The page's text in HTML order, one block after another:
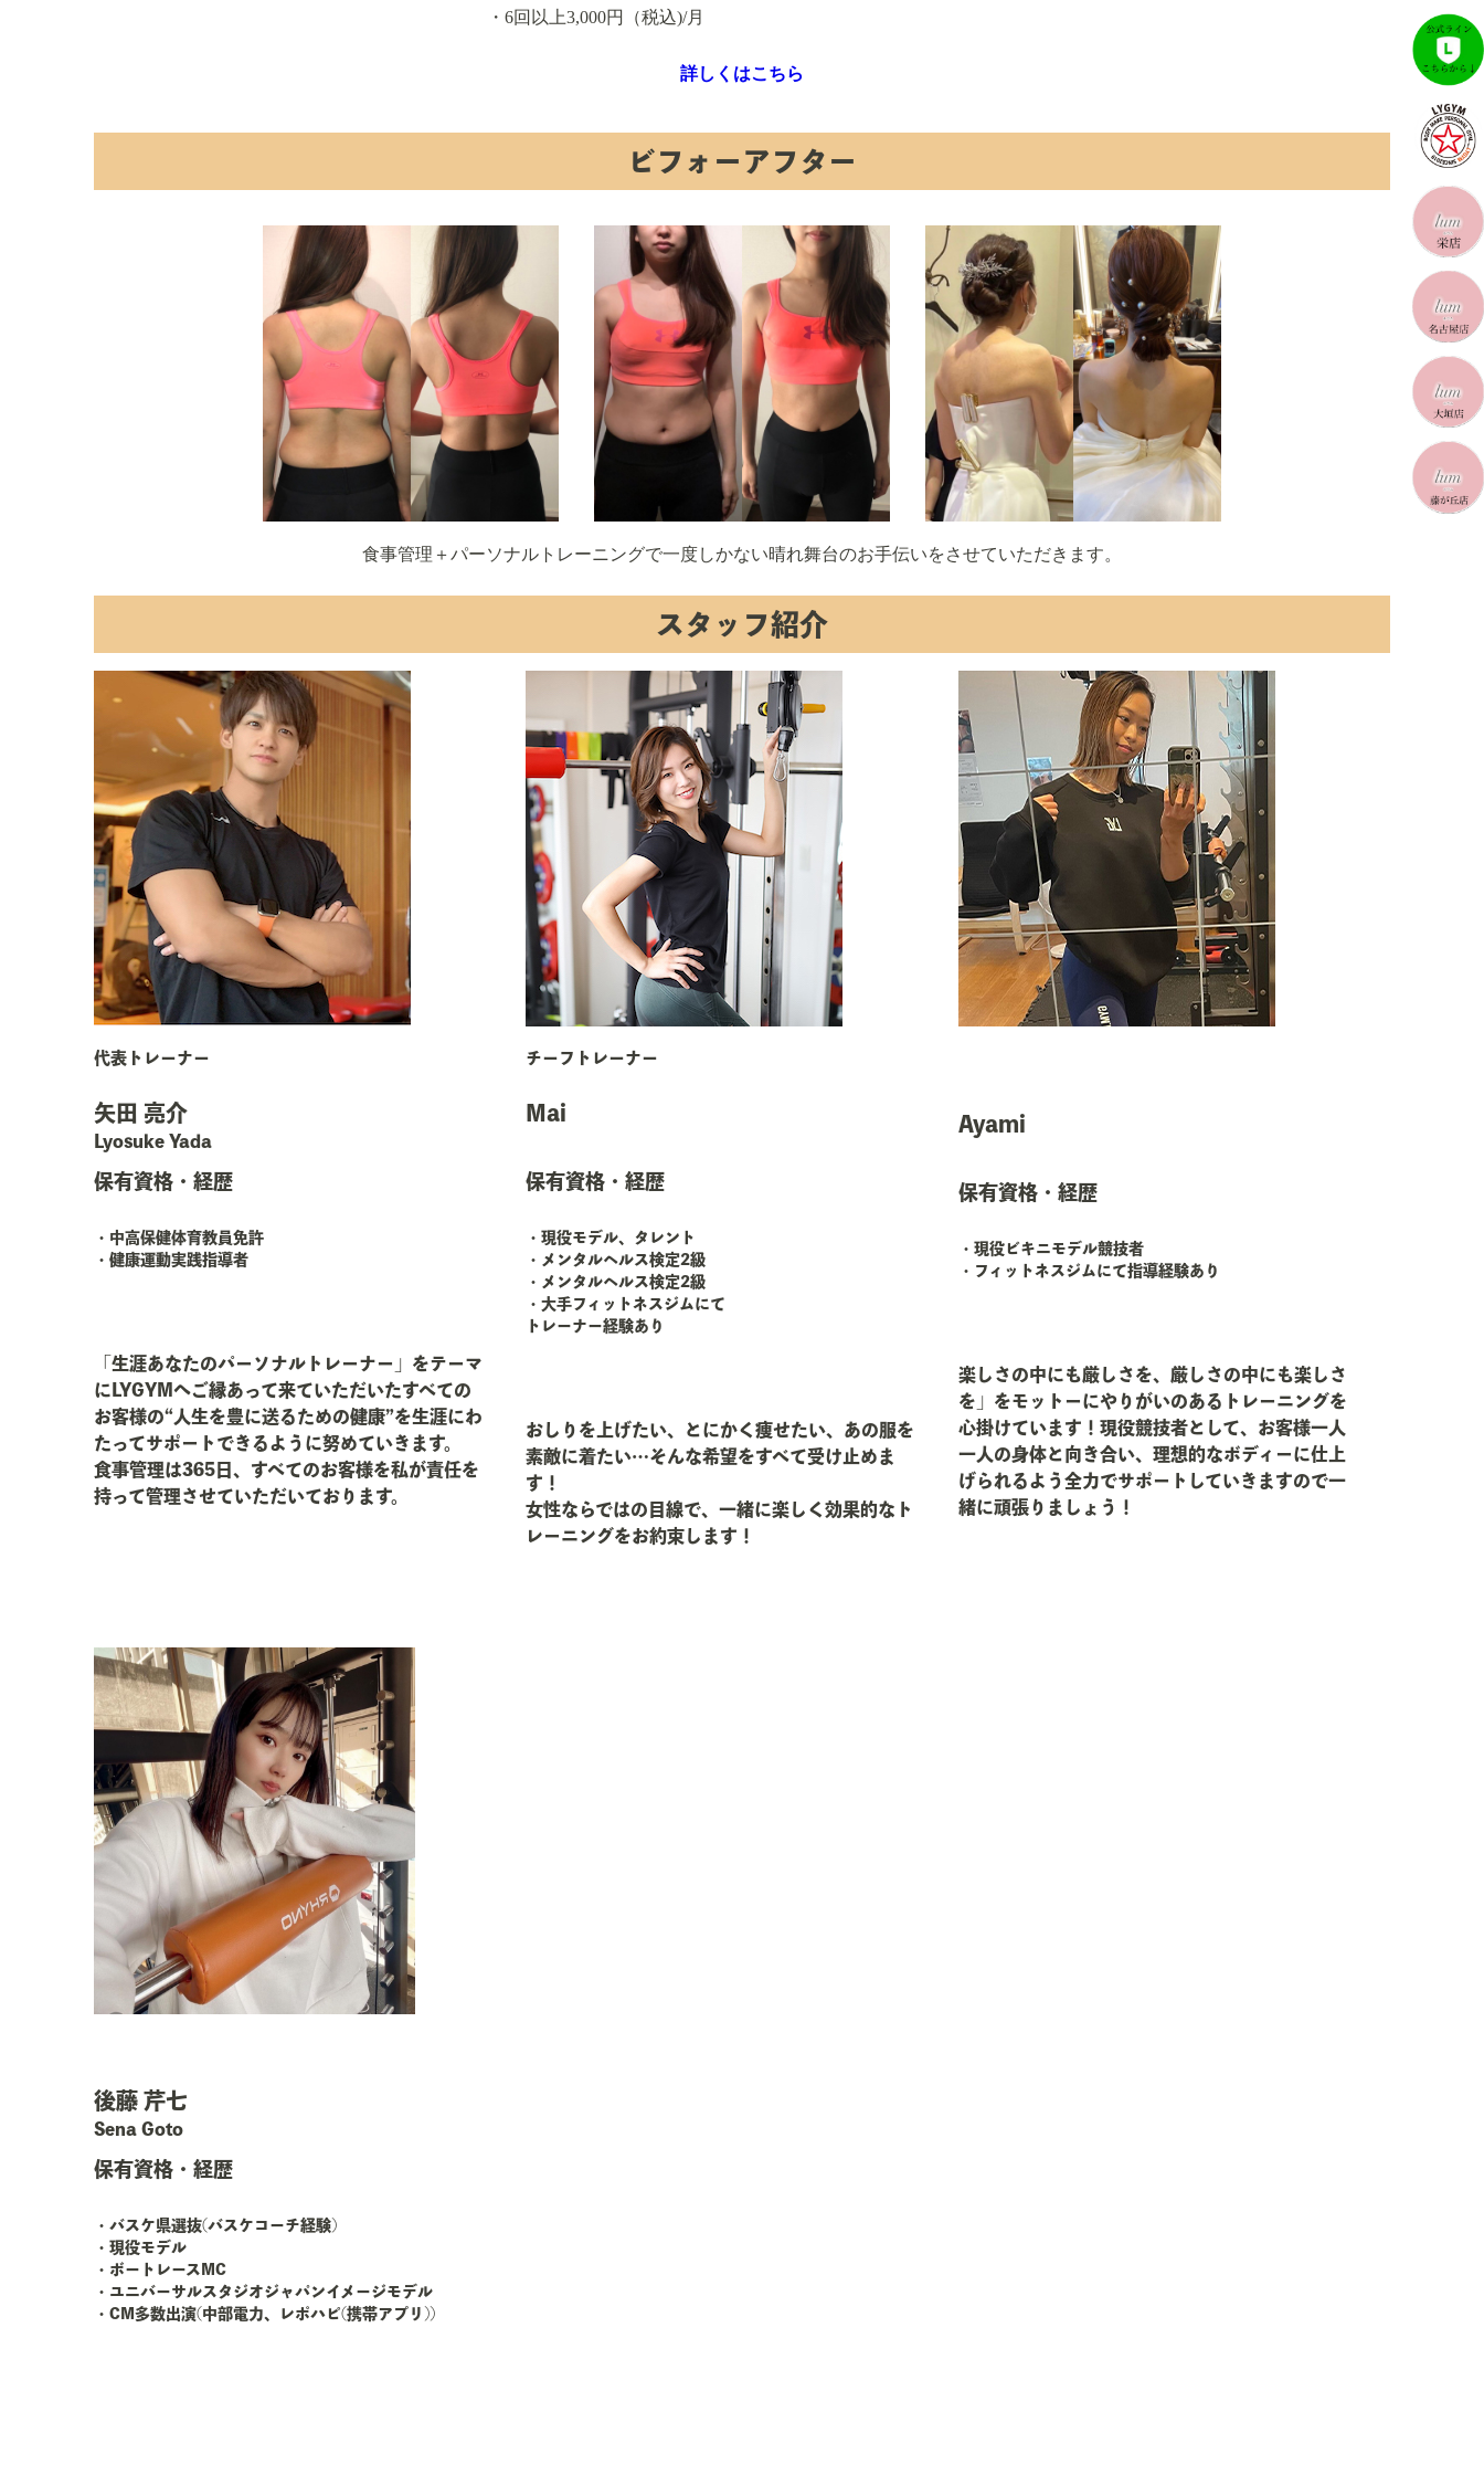
・6回以上3,000円（税込)/月
詳しくはこちら
ビフォーアフター
食事管理＋パーソナルトレーニングで一度しかない晴れ舞台のお手伝いをさせていただきます。
スタッフ紹介
代表トレーナー
矢田 亮介
Lyosuke Yada
保有資格・経歴
・中高保健体育教員免許
・健康運動実践指導者
「生涯あなたのパーソナルトレーナー」をテーマ
にLYGYMへご縁あって来ていただいたすべての
お客様の“人生を豊に送るための健康”を生涯にわ
たってサポートできるように努めていきます。
食事管理は365日、すべてのお客様を私が責任を
持って管理させていただいております。
チーフトレーナー
Mai
保有資格・経歴
・現役モデル、タレント
・メンタルヘルス検定2級
・メンタルヘルス検定2級
・大手フィットネスジムにて
トレーナー経験あり
おしりを上げたい、とにかく痩せたい、あの服を
素敵に着たい…そんな希望をすべて受け止めま
す！
女性ならではの目線で、一緒に楽しく効果的なト
レーニングをお約束します！
Ayami
保有資格・経歴
・現役ビキニモデル競技者
・フィットネスジムにて指導経験あり
楽しさの中にも厳しさを、厳しさの中にも楽しさ
を」をモットーにやりがいのあるトレーニングを
心掛けています！現役競技者として、お客様一人
一人の身体と向き合い、理想的なボディーに仕上
げられるよう全力でサポートしていきますので一
緒に頑張りましょう！
後藤 芹七
Sena Goto
保有資格・経歴
・バスケ県選抜(バスケコーチ経験)
・現役モデル
・ボートレースMC
・ユニバーサルスタジオジャパンイメージモデル
・CM多数出演(中部電力、レポハピ(携帯アプリ))